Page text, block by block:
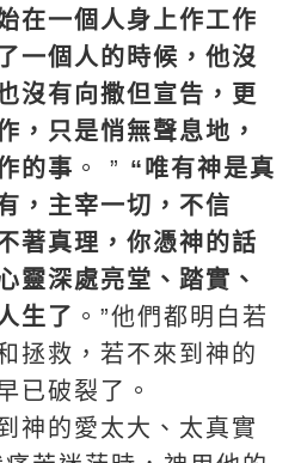
在一個人身上作工作
一個人的時候，他沒
沒有向撒但宣告，更
，只是悄無聲息地，
的事 。 ” “唯有神是真
，主宰一切，不信
著真理，你憑神的話
靈深處亮堂、踏實、
生了 。”他們都明白若
拯救，若不來到神的
已破裂了。
神的愛太大、太真實